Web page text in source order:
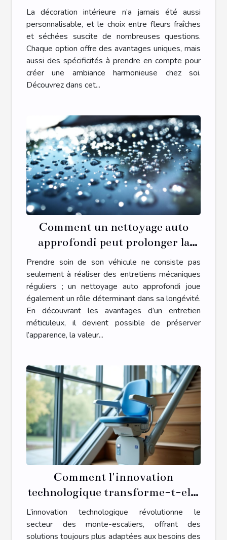
décoration intérieure ?
La décoration intérieure n’a jamais été aussi
personnalisable, et le choix entre fleurs fraîches
et séchées suscite de nombreuses questions.
Chaque option offre des avantages uniques, mais
aussi des spécificités à prendre en compte pour
créer une ambiance harmonieuse chez soi.
Découvrez dans cet...
Comment un nettoyage auto
approfondi peut prolonger la
durée de vie de votre véhicule
Prendre soin de son véhicule ne consiste pas
seulement à réaliser des entretiens mécaniques
réguliers ; un nettoyage auto approfondi joue
également un rôle déterminant dans sa longévité.
En découvrant les avantages d’un entretien
méticuleux, il devient possible de préserver
l’apparence, la valeur...
Comment l'innovation
technologique transforme-t-elle
les monte-escaliers ?
L’innovation technologique révolutionne le
secteur des monte-escaliers, offrant des
solutions toujours plus adaptées aux besoins des